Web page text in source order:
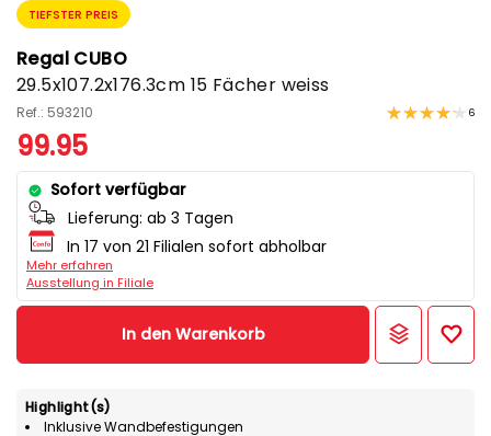
TIEFSTER PREIS
Regal CUBO
29.5x107.2x176.3cm 15 Fächer weiss
Ref.: 593210 6
99.95
Sofort verfügbar
Lieferung: ab 3 Tagen
In 17 von 21 Filialen sofort abholbar
Mehr erfahren
Ausstellung in Filiale
In den Warenkorb
Highlight(s)
Inklusive Wandbefestigungen